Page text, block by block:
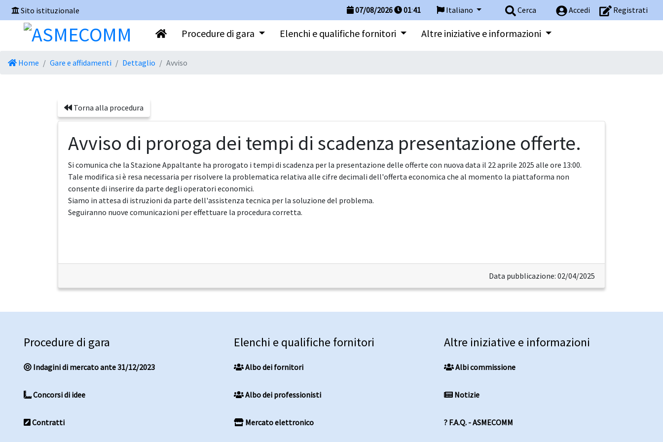
Sito istituzionale Accedi Registrati
Cerca
Italiano
07/08/2026 01:41
Procedure di gara Elenchi e qualifiche fornitori Altre iniziative e informazioni
Home Gare e affidamenti Dettaglio Avviso
Torna alla procedura
Avviso di proroga dei tempi di scadenza presentazione offerte.
Si comunica che la Stazione Appaltante ha prorogato i tempi di scadenza per la presentazione delle offerte con nuova data il 22 aprile 2025 alle ore 13:00.
Tale modifica si è resa necessaria per risolvere la problematica relativa alle cifre decimali dell'offerta economica che al momento la piattaforma non
consente di inserire da parte degli operatori economici.
Siamo in attesa di istruzioni da parte dell'assistenza tecnica per la soluzione del problema.
Seguiranno nuove comunicazioni per effettuare la procedura corretta.
Data pubblicazione: 02/04/2025
Procedure di gara
Indagini di mercato ante 31/12/2023
Concorsi di idee
Contratti
Elenchi e qualifiche fornitori
Albo dei fornitori
Albo dei professionisti
Mercato elettronico
Altre iniziative e informazioni
Albi commissione
Notizie
? F.A.Q. - ASMECOMM